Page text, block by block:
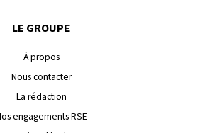
LE GROUPE
À propos
Nous contacter
La rédaction
engagements RSE